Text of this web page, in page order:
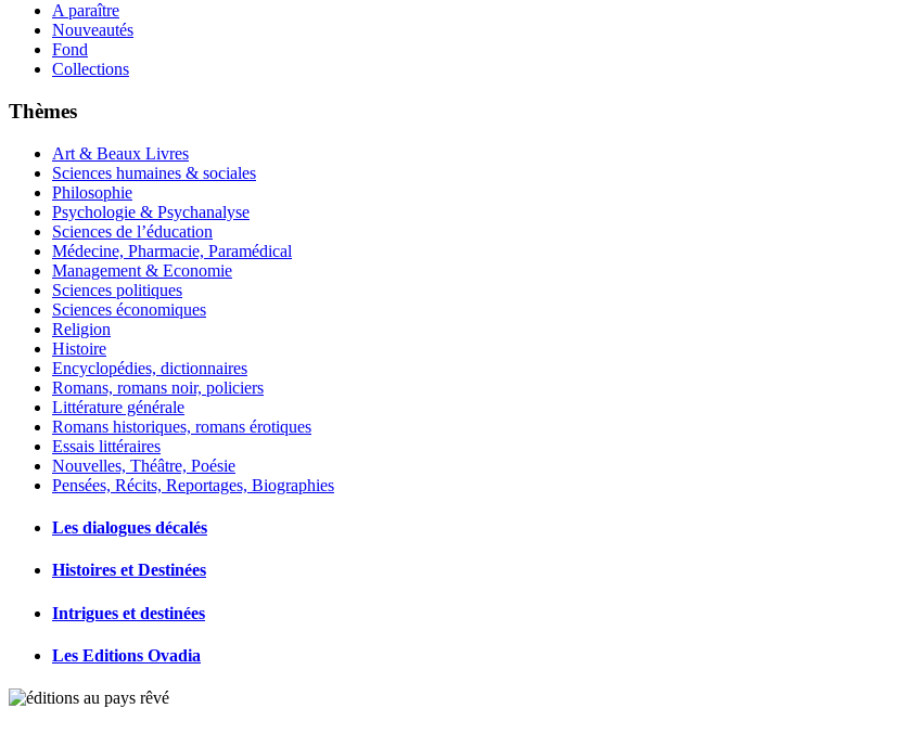
A paraître
Nouveautés
Fond
Collections
Thèmes
Art & Beaux Livres
Sciences humaines & sociales
Philosophie
Psychologie & Psychanalyse
Sciences de l’éducation
Médecine, Pharmacie, Paramédical
Management & Economie
Sciences politiques
Sciences économiques
Religion
Histoire
Encyclopédies, dictionnaires
Romans, romans noir, policiers
Littérature générale
Romans historiques, romans érotiques
Essais littéraires
Nouvelles, Théâtre, Poésie
Pensées, Récits, Reportages, Biographies
Les dialogues décalés
Histoires et Destinées
Intrigues et destinées
Les Editions Ovadia